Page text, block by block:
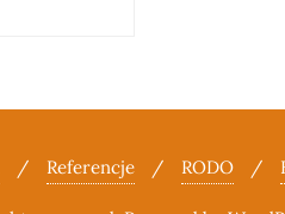
Referencje RODO